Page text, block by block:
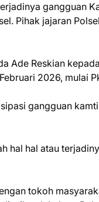
gangguan
Pihak jajaran
Ade Reskian
2026, mulai
gangguan
hal hal atau
tokoh